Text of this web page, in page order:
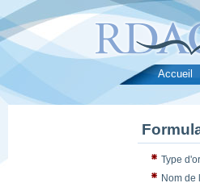
Accueil